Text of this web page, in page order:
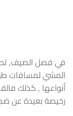
في فصل الصيف,
المشي لمسافات
أنواعها , كذلك
رخيصة بعيدة عن